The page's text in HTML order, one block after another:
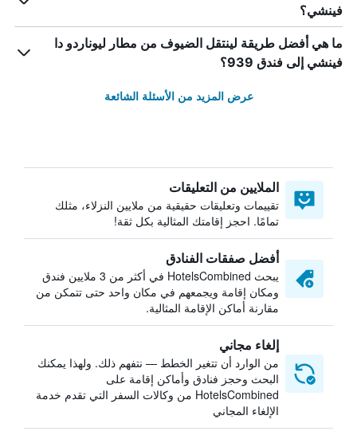
فينشي؟
ما هي أفضل طريقة لينتقل الضيوف من مطار ليوناردو دا
فينشي إلى فندق 939؟
عرض المزيد من الأسئلة الشائعة
الملايين من التعليقات
تقييمات وتعليقات حقيقية من ملايين النزلاء، مثلك
تمامًا. احجز إقامتك المثالية بكل ثقة!
أفضل صفقات الفنادق
يبحث HotelsCombined في أكثر من 3 ملايين فندق
ومكان إقامة ويجمعهم في مكان واحد حتى تتمكن من
مقارنة أماكن الإقامة المثالية.
إلغاء مجاني
من الوارد أن تتغير الخطط — نتفهم ذلك. ولهذا يمكنك
البحث وحجز فنادق وأماكن إقامة على
HotelsCombined من وكالات السفر التي تقدم خدمة
الإلغاء المجاني